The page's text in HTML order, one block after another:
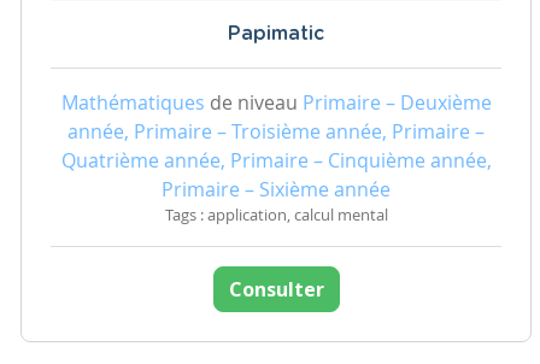
Papimatic
Mathématiques de niveau Primaire – Deuxième
année, Primaire – Troisième année, Primaire –
Quatrième année, Primaire – Cinquième année,
Primaire – Sixième année
Tags : application, calcul mental
Consulter